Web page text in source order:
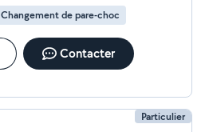
Changement de pare-choc
Contacter
Particulier